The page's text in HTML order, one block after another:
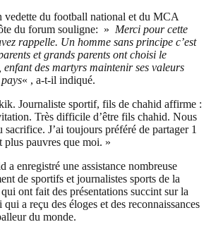
vedette du football national et du MCA
du forum souligne: » Merci pour cette
rappelle. Un homme sans principe c’est
et grands parents ont choisi le
des martyrs maintenir ses valeurs
« , a-t-il indiqué.
Journaliste sportif, fils de chahid affirme :
Très difficile d’être fils chahid. Nous
sacrifice. J’ai toujours préféré de partager 1
pauvres que moi. »
enregistré une assistance nombreuse
de sportifs et journalistes sports de la
ont fait des présentations succint sur la
a reçu des éloges et des reconnaissances
du monde.